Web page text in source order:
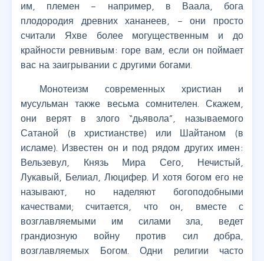
им, племен – например, в Ваала, бога
плодородия древних хананеев, – они просто
считали Яхве более могущественным и до
крайности ревнивым: горе вам, если он поймает
вас на заигрывании с другими богами.
Монотеизм современных христиан и
мусульман также весьма сомнителен. Скажем,
они верят в злого “дьявола”, называемого
Сатаной (в христианстве) или Шайтаном (в
исламе). Известен он и под рядом других имен:
Вельзевул, Князь Мира Сего, Нечистый,
Лукавый, Белиал, Люцифер. И хотя богом его не
называют, но наделяют богоподобными
качествами; считается, что он, вместе с
возглавляемыми им силами зла, ведет
грандиозную войну против сил добра,
возглавляемых Богом. Одни религии часто